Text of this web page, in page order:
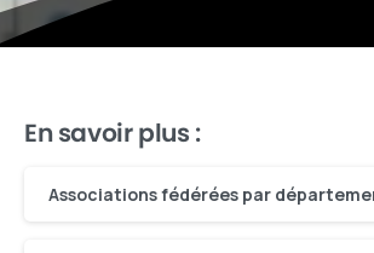
En savoir plus :
Associations fédérées par